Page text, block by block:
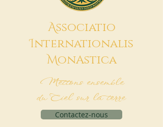
Associatio
Internationalis
MonAstica
Mettons ensemble
du Ciel sur la terre
Contactez-nous